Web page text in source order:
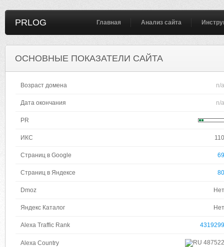
PRLOG Главная Анализ сайта
ОСНОВНЫЕ ПОКАЗАТЕЛИ САЙТА
Возраст домена n/a
Дата окончания n/a
PR
ИКС 110
Страниц в Google 69
Страниц в Яндексе 80
Dmoz Нет
Яндекс Каталог Нет
Alexa Traffic Rank 4319299
Alexa Country 487522